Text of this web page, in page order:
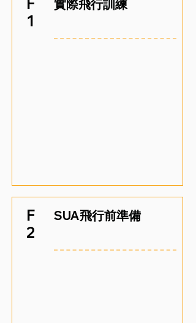
F
1
實際飛行訓練
F
2
SUA飛行前準備